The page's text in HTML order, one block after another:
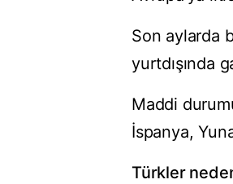
Son aylarda
yurtdışında
Maddi
İspanya,
Türkler